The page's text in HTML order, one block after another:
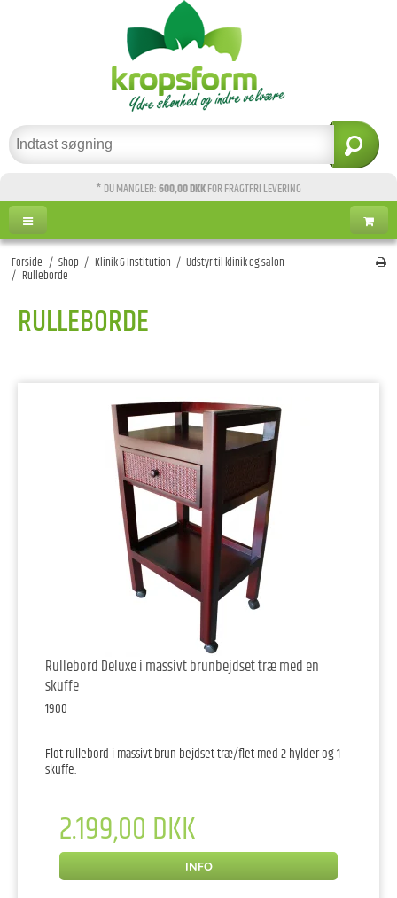
* DU MANGLER:600,00 DKKFOR FRAGTFRI LEVERING
Forside / Shop / Klinik & Institution / Udstyr til klinik og salon
/ Rulleborde
RULLEBORDE
Rullebord Deluxe i massivt brunbejdset træ med en
skuffe
1900
Flot rullebord i massivt brun bejdset træ/flet med 2 hylder og 1
skuffe.
2.199,00 DKK
INFO